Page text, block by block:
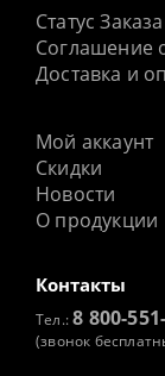
Статус Заказа
Соглашение
Доставка и
Мой аккаунт
Скидки
Новости
О продукции
Контакты
Тел.:8 800-
(звонок